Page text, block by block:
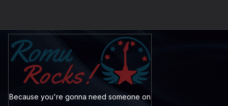
Because you're gonna need someone on